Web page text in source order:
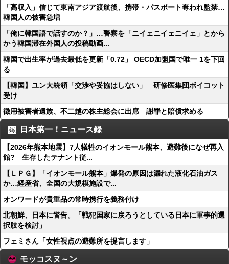
「高収入」信じて東南アジア渡航後、携帯・パスポート奪われ監禁…
韓国人の被害急増
「俺に韓国語で話すのか？」…警察を「ニイェニイェニイェ」とから
かう韓国滞在外国人の投稿動画...
韓国で出生率が過去最低を更新「0.72」 OECD加盟国で唯一 1を下回
る
【韓国】ユン大統領「交渉や妥協はしない」 研修医集団ボイコット
受け
徴用被害者遺族、不二越の株主総会に出席 謝罪と賠償求める
日本第一！ニュース録
【2026年熊本地震】7人犠牲のイオンモール熊本、避難後になぜ再入
館? 生存したテナント従...
【ＬＰＧ】「イオンモール熊本」爆発の原因は漏れた液化石油ガス
か…経産省、全国の大規模施設で...
オンワードが貴重品の常時携行を義務付け
北朝鮮、日本に警告。「戦犯国家に戻ろうとしている日本に軍事的選
択肢を検討」
フェミさん「女性視点の避難所を提言します」
モッコスヌ～ン